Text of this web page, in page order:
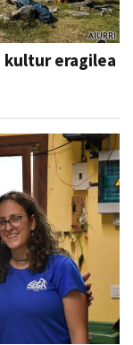
kultur eragilea